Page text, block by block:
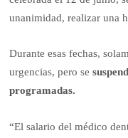
unanimidad, realizar una
Durante esas fechas,
urgencias, pero se
programadas.
“El salario del médico